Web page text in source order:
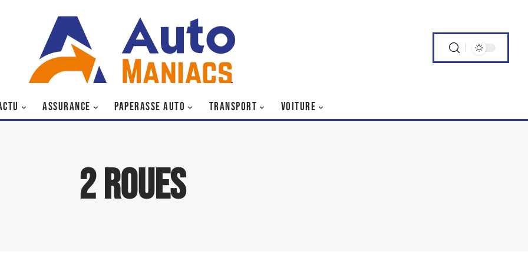
ASSURANCE PAPERASSE AUTO TRANSPORT VOITURE
2 roues